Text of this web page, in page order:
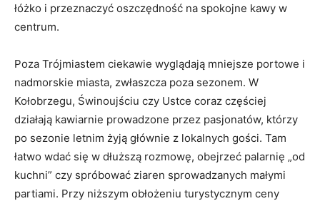
łóżko i przeznaczyć oszczędność na spokojne kawy w
centrum.
Poza Trójmiastem ciekawie wyglądają mniejsze portowe i
nadmorskie miasta, zwłaszcza poza sezonem. W
Kołobrzegu, Świnoujściu czy Ustce coraz częściej
działają kawiarnie prowadzone przez pasjonatów, którzy
po sezonie letnim żyją głównie z lokalnych gości. Tam
łatwo wdać się w dłuższą rozmowę, obejrzeć palarnię „od
kuchni” czy spróbować ziaren sprowadzanych małymi
partiami. Przy niższym obłożeniu turystycznym ceny